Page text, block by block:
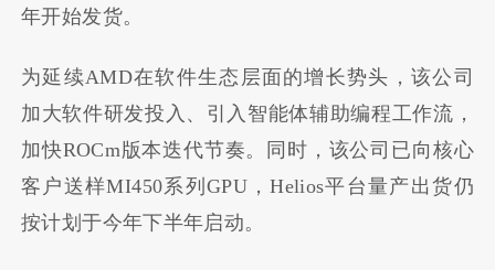
年开始发货。
为延续AMD在软件生态层面的增长势头，该公司
加大软件研发投入、引入智能体辅助编程工作流，
加快ROCm版本迭代节奏。同时，该公司已向核心
客户送样MI450系列GPU，Helios平台量产出货仍
按计划于今年下半年启动。